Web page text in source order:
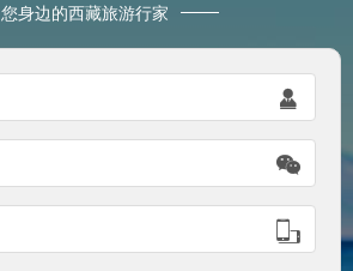
您身边的西藏旅游行家


